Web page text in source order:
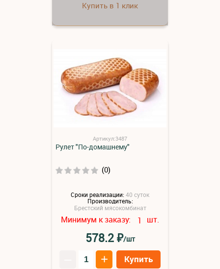
Купить в 1 клик
Артикул:3487
Рулет "По-домашнему"
(0)
Сроки реализации:40 суток
Производитель:
Брестский мясокомбинат
Минимум к заказу: 1 шт.
578.2₽/шт
+ Купить